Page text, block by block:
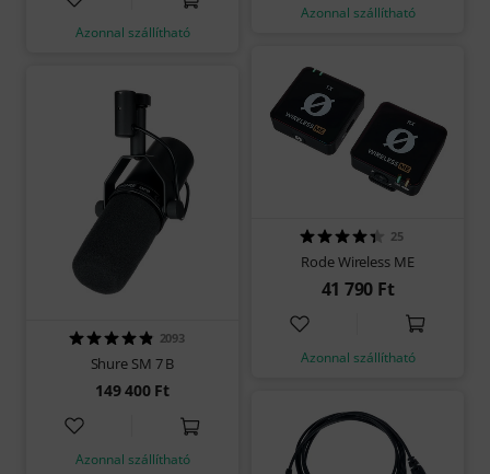
Azonnal szállítható
Azonnal szállítható
2093
Shure SM 7 B
149 400 Ft
Azonnal szállítható
25
Rode Wireless ME
41 790 Ft
Azonnal szállítható